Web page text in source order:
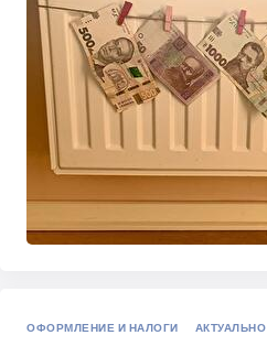
ОФОРМЛЕНИЕ И НАЛОГИ АКТУАЛЬНО